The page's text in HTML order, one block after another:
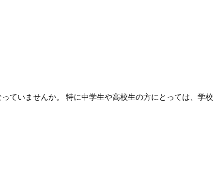
ていませんか。 特に中学生や高校生の方にとっては、学校